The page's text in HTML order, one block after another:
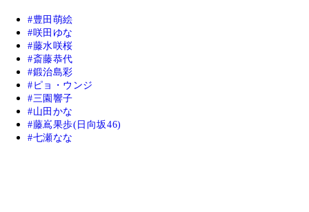
豊田萌絵
咲田ゆな
藤水咲桜
斎藤恭代
鍛治島彩
ピョ・ウンジ
三園響子
山田かな
藤嶌果歩(日向坂46)
七瀬なな